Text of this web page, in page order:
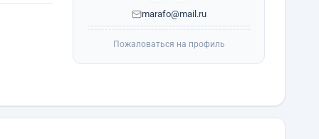
marafo@mail.ru
Пожаловаться на профиль